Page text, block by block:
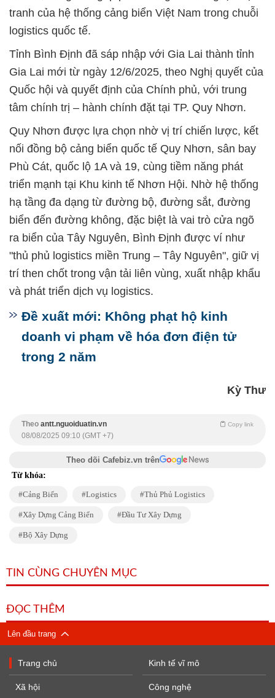
tranh của hệ thống cảng biển Việt Nam trong chuỗi
logistics quốc tế.
Tỉnh Bình Định đã sáp nhập với Gia Lai thành tỉnh
Gia Lai mới từ ngày 12/6/2025, theo Nghị quyết của
Quốc hội và quyết định của Chính phủ, với trung
tâm chính trị – hành chính đặt tại TP. Quy Nhơn.
Quy Nhơn được lựa chọn nhờ vị trí chiến lược, kết
nối đồng bộ cảng biển quốc tế Quy Nhơn, sân bay
Phù Cát, quốc lộ 1A và 19, cùng tiềm năng phát
triển mạnh tại Khu kinh tế Nhơn Hội. Nhờ hệ thống
hạ tầng đa dạng từ đường bộ, đường sắt, đường
biển đến đường không, đặc biệt là vai trò cửa ngõ
ra biển của Tây Nguyên, Bình Định được ví như
"thủ phủ logistics miền Trung – Tây Nguyên", giữ vị
trí then chốt trong vận tải liên vùng, xuất nhập khẩu
và phát triển dịch vụ logistics.
Đề xuất mới: Không phạt hộ kinh
doanh vi phạm về hóa đơn điện tử
trong 2 năm
Kỳ Thư
Theo antt.nguoiduatin.vn Copy link
08/08/2025 09:10 (GMT +7)
Theo dõi Cafebiz.vn trên
Từ khóa:
Cảng Biển Logistics Thủ Phủ Logistics
Xây Dựng Cảng Biển Đầu Tư Xây Dựng
Bộ Xây Dựng
TIN CÙNG CHUYÊN MỤC
ĐỌC THÊM
Lên đầu trang
Trang chủ
Xã hội
Kinh tế vĩ mô
Công nghệ